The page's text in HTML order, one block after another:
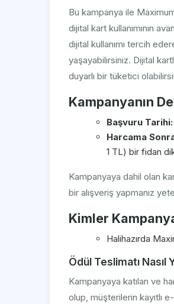
Bu kampanya ile
dijital kart kullanımının
dijital kullanımı tercih
yaşayabilirsiniz. Dijital
duyarlı bir tüketici
Kampanyanın
Başvuru Tarihi:
Harcama
1 TL) bir fidan
Kampanyaya dahil olan
bir alışveriş yapmanız
Kimler
Halihazırda
Ödül Teslimatı Nasıl
Kampanyaya katılan ve
olup, müşterilerin kayıtlı